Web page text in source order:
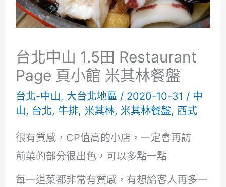
台北中山 1.5田 Restaurant
Page 頁小館 米其林餐盤
台北-中山, 大台北地區 / 2020-10-31 / 中
山, 台北, 牛排, 米其林, 米其林餐盤, 西式
很有質感，CP值高的小店，一定會再訪
前菜的部分很出色，可以多點一點
每一道菜都非常有質感，有想給客人再多一